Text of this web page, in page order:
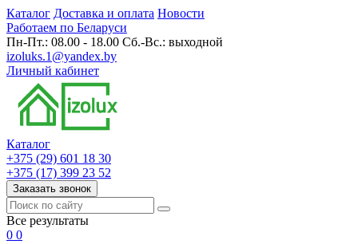
Каталог Доставка и оплата Новости
Работаем по Беларуси
Пн-Пт.: 08.00 - 18.00 Сб.-Вс.: выходной
izoluks.1@yandex.by
Личный кабинет
Каталог
+375 (29) 601 18 30
+375 (17) 399 23 52
Заказать звонок
Все результаты
0 0